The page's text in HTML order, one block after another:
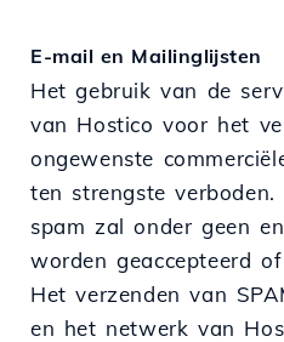
E-mail en Mailinglijsten
Het gebruik van de
van Hostico voor het
ongewenste
ten strengste
spam zal onder geen
worden geaccepteerd
Het verzenden van
en het netwerk van